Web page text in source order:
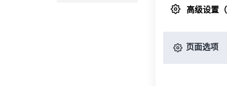
高级设置
页面选项